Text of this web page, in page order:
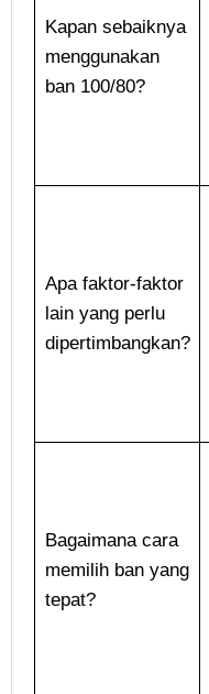
Kapan sebaiknya
menggunakan
ban 100/80?
Apa faktor-faktor
lain yang perlu
dipertimbangkan?
Bagaimana cara
memilih ban yang
tepat?